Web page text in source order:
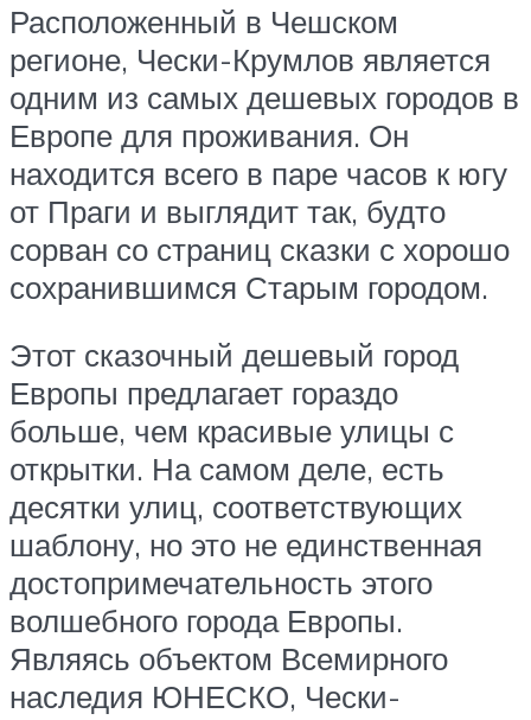
Расположенный в Чешском
регионе, Чески-Крумлов является
одним из самых дешевых городов в
Европе для проживания. Он
находится всего в паре часов к югу
от Праги и выглядит так, будто
сорван со страниц сказки с хорошо
сохранившимся Старым городом.
Этот сказочный дешевый город
Европы предлагает гораздо
больше, чем красивые улицы с
открытки. На самом деле, есть
десятки улиц, соответствующих
шаблону, но это не единственная
достопримечательность этого
волшебного города Европы.
Являясь объектом Всемирного
наследия ЮНЕСКО, Чески-